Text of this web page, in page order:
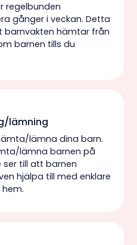
regelbunden
gånger i veckan. Detta
barnvakten hämtar från
barnen tills du
lämning
lämna dina barn.
lämna barnen på
ser till att barnen
hjälpa till med enklare